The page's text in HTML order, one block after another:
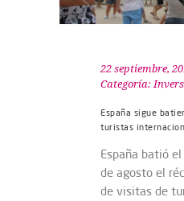
22 septiembre,
Categoría:
España sigue
turistas
España batió
de agosto el
de visitas de